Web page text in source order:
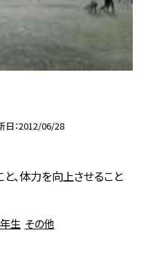
日 2012/06/28
、体力を向上させること
生 その他